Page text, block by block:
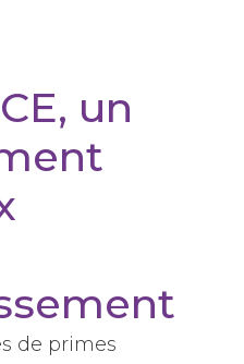
un
de primes